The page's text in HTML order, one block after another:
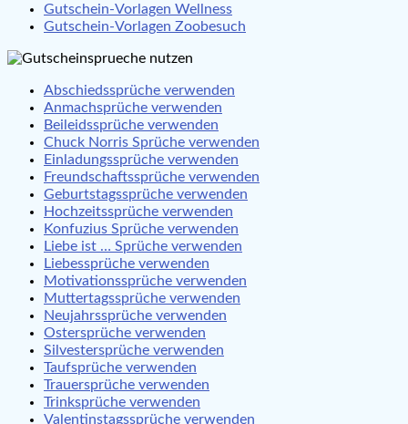
Gutschein-Vorlagen Wellness
Gutschein-Vorlagen Zoobesuch
Abschiedssprüche verwenden
Anmachsprüche verwenden
Beileidssprüche verwenden
Chuck Norris Sprüche verwenden
Einladungssprüche verwenden
Freundschaftssprüche verwenden
Geburtstagssprüche verwenden
Hochzeitssprüche verwenden
Konfuzius Sprüche verwenden
Liebe ist … Sprüche verwenden
Liebessprüche verwenden
Motivationssprüche verwenden
Muttertagssprüche verwenden
Neujahrssprüche verwenden
Ostersprüche verwenden
Silvestersprüche verwenden
Taufsprüche verwenden
Trauersprüche verwenden
Trinksprüche verwenden
Valentinstagssprüche verwenden